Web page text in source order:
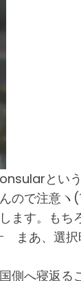
という
ので注意ヽ
す。も
あ、選択
へ寝返